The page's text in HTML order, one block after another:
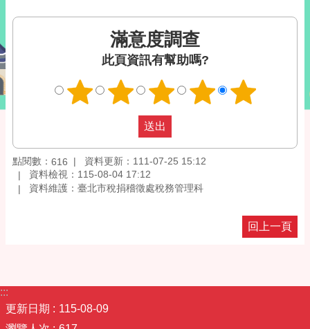
滿意度調查
此頁資訊有幫助嗎?
點閱數： 616
資料更新：111-07-25 15:12
資料檢視：115-08-04 17:12
資料維護：臺北市稅捐稽徵處稅務管理科
回上一頁
:::
更新日期
115-08-09